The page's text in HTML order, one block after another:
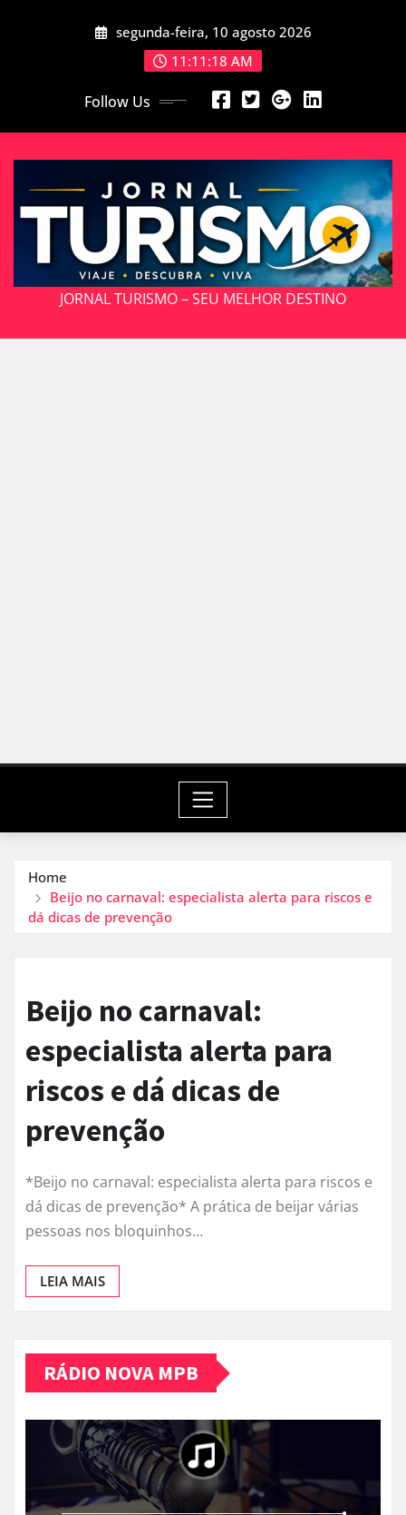
segunda-feira, 10 agosto 2026
11:11:19 AM
Follow Us
JORNAL TURISMO – SEU MELHOR DESTINO
Home
Beijo no carnaval: especialista alerta para riscos e
dá dicas de prevenção
Beijo no carnaval:
especialista alerta para
riscos e dá dicas de
prevenção
*Beijo no carnaval: especialista alerta para riscos e
dá dicas de prevenção* A prática de beijar várias
pessoas nos bloquinhos…
LEIA MAIS
RÁDIO NOVA MPB